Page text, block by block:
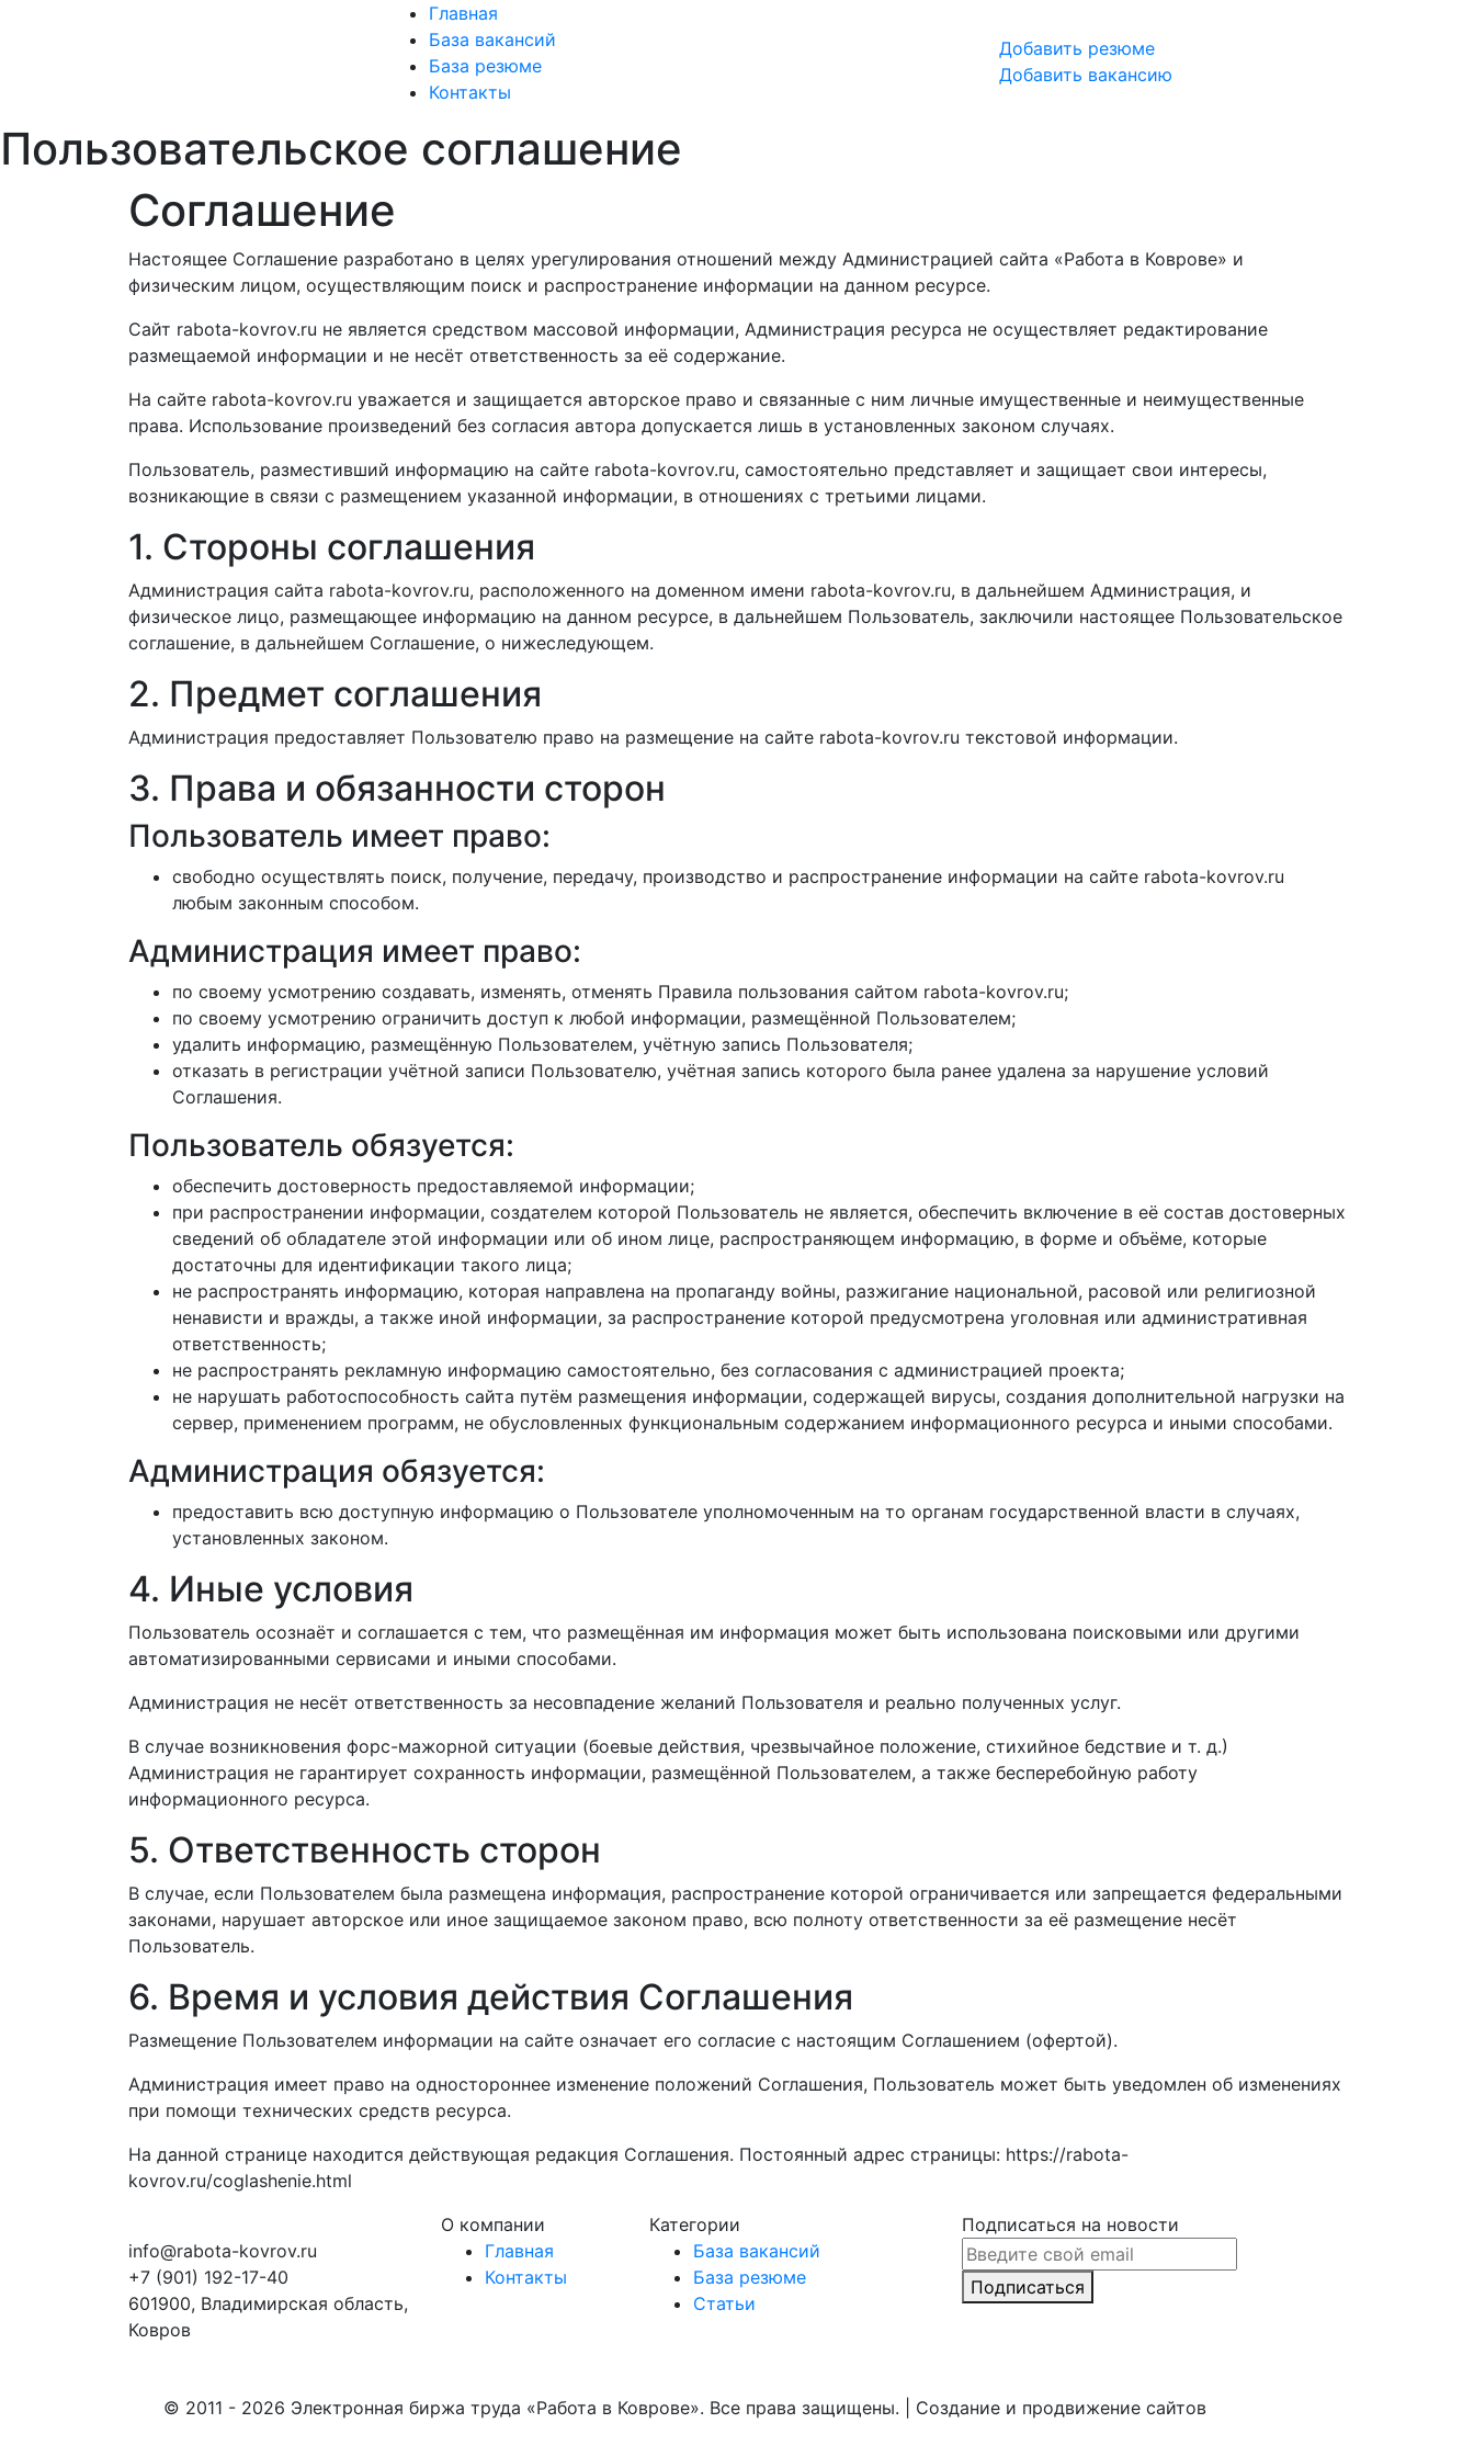
Главная
База вакансий
База резюме
Контакты
Добавить резюме
Добавить вакансию
Пользовательское соглашение
Cоглашение
Настоящее Соглашение разработано в целях урегулирования отношений между Администрацией сайта «Работа в Коврове» и
физическим лицом, осуществляющим поиск и распространение информации на данном ресурсе.
Сайт rabota-kovrov.ru не является средством массовой информации, Администрация ресурса не осуществляет редактирование
размещаемой информации и не несёт ответственность за её содержание.
На сайте rabota-kovrov.ru уважается и защищается авторское право и связанные с ним личные имущественные и неимущественные
права. Использование произведений без согласия автора допускается лишь в установленных законом случаях.
Пользователь, разместивший информацию на сайте rabota-kovrov.ru, самостоятельно представляет и защищает свои интересы,
возникающие в связи с размещением указанной информации, в отношениях с третьими лицами.
1. Стороны соглашения
Администрация сайта rabota-kovrov.ru, расположенного на доменном имени rabota-kovrov.ru, в дальнейшем Администрация, и
физическое лицо, размещающее информацию на данном ресурсе, в дальнейшем Пользователь, заключили настоящее Пользовательское
соглашение, в дальнейшем Соглашение, о нижеследующем.
2. Предмет соглашения
Администрация предоставляет Пользователю право на размещение на сайте rabota-kovrov.ru текстовой информации.
3. Права и обязанности сторон
Пользователь имеет право:
свободно осуществлять поиск, получение, передачу, производство и распространение информации на сайте rabota-kovrov.ru
любым законным способом.
Администрация имеет право:
по своему усмотрению создавать, изменять, отменять Правила пользования сайтом rabota-kovrov.ru;
по своему усмотрению ограничить доступ к любой информации, размещённой Пользователем;
удалить информацию, размещённую Пользователем, учётную запись Пользователя;
отказать в регистрации учётной записи Пользователю, учётная запись которого была ранее удалена за нарушение условий
Соглашения.
Пользователь обязуется:
обеспечить достоверность предоставляемой информации;
при распространении информации, создателем которой Пользователь не является, обеспечить включение в её состав достоверных
сведений об обладателе этой информации или об ином лице, распространяющем информацию, в форме и объёме, которые
достаточны для идентификации такого лица;
не распространять информацию, которая направлена на пропаганду войны, разжигание национальной, расовой или религиозной
ненависти и вражды, а также иной информации, за распространение которой предусмотрена уголовная или административная
ответственность;
не распространять рекламную информацию самостоятельно, без согласования с администрацией проекта;
не нарушать работоспособность сайта путём размещения информации, содержащей вирусы, создания дополнительной нагрузки на
сервер, применением программ, не обусловленных функциональным содержанием информационного ресурса и иными способами.
Администрация обязуется:
предоставить всю доступную информацию о Пользователе уполномоченным на то органам государственной власти в случаях,
установленных законом.
4. Иные условия
Пользователь осознаёт и соглашается с тем, что размещённая им информация может быть использована поисковыми или другими
автоматизированными сервисами и иными способами.
Администрация не несёт ответственность за несовпадение желаний Пользователя и реально полученных услуг.
В случае возникновения форс-мажорной ситуации (боевые действия, чрезвычайное положение, стихийное бедствие и т. д.)
Администрация не гарантирует сохранность информации, размещённой Пользователем, а также бесперебойную работу
информационного ресурса.
5. Ответственность сторон
В случае, если Пользователем была размещена информация, распространение которой ограничивается или запрещается федеральными
законами, нарушает авторское или иное защищаемое законом право, всю полноту ответственности за её размещение несёт
Пользователь.
6. Время и условия действия Соглашения
Размещение Пользователем информации на сайте означает его согласие с настоящим Соглашением (офертой).
Администрация имеет право на одностороннее изменение положений Соглашения, Пользователь может быть уведомлен об изменениях
при помощи технических средств ресурса.
На данной странице находится действующая редакция Соглашения. Постоянный адрес страницы: https://rabota-
kovrov.ru/coglashenie.html
info@rabota-kovrov.ru
+7 (901) 192-17-40
601900, Владимирская область,
Ковров
О компании
Главная
Контакты
Категории
База вакансий
База резюме
Статьи
Подписаться на новости
Подписаться
© 2011 - 2026 Электронная биржа труда «Работа в Коврове». Все права защищены. | Создание и продвижение сайтов